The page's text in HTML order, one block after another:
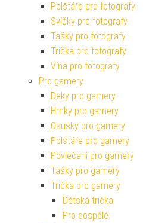
Polštáře pro fotografy
Svíčky pro fotografy
Tašky pro fotografy
Trička pro fotografy
Vína pro fotografy
Pro gamery
Deky pro gamery
Hrnky pro gamery
Osušky pro gamery
Polštáře pro gamery
Povlečení pro gamery
Tašky pro gamery
Trička pro gamery
Dětská trička
Pro dospělé